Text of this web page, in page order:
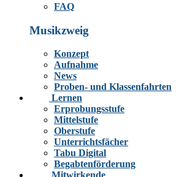
FAQ
Musikzweig
Konzept
Aufnahme
News
Proben- und Klassenfahrten
Lernen
Erprobungsstufe
Mittelstufe
Oberstufe
Unterrichtsfächer
Tabu Digital
Begabtenförderung